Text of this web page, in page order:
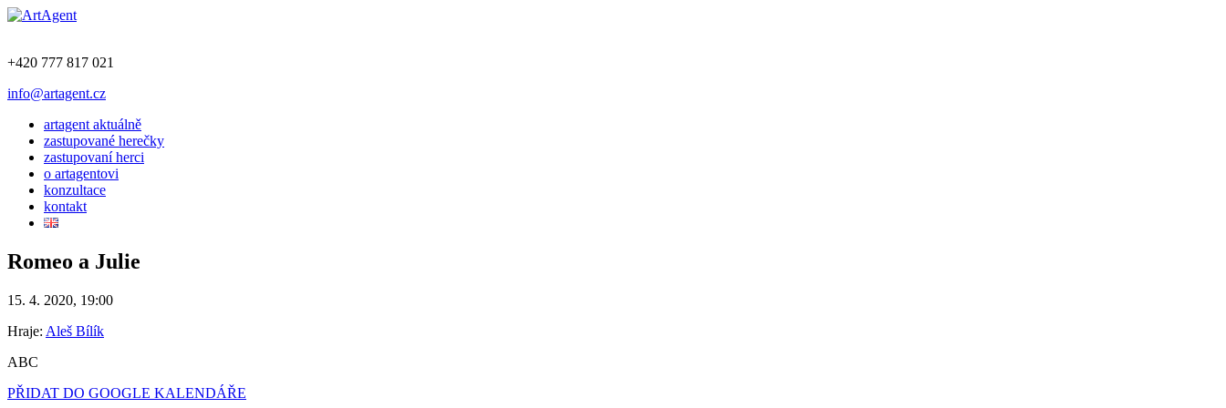
+420 777 817 021
info@artagent.cz
artagent aktuálně
zastupované herečky
zastupovaní herci
o artagentovi
konzultace
kontakt
Romeo a Julie
15. 4. 2020, 19:00
Hraje: Aleš Bílík
ABC
PŘIDAT DO GOOGLE KALENDÁŘE